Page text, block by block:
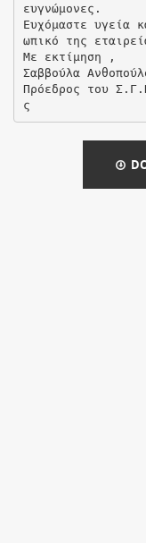
ευγνώμονες.
Ευχόμαστε υγεία
ωπικό της
Με εκτίμηση ,
Σαββούλα
Πρόεδρος του